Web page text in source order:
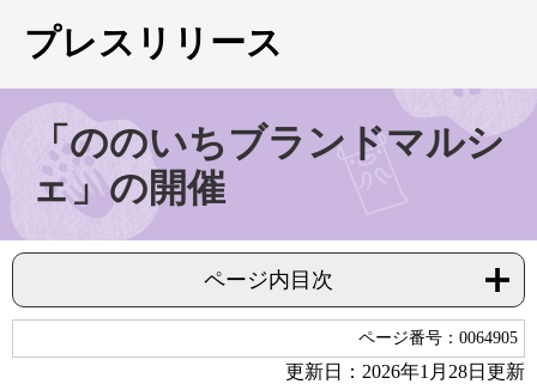
プレスリリース
「ののいちブランドマルシ
ェ」の開催
ページ内目次
ページ番号：0064905
更新日：2026年1月28日更新